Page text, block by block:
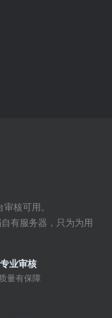
核可用。
有服务器，只为为用
业审核
量有保障